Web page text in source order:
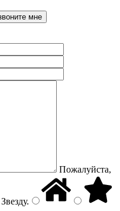
Пожалуйста,
Звезду.